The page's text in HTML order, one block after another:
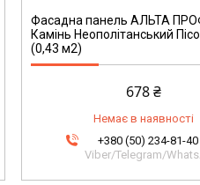
Фасадна панель АЛЬТА
Камінь Неополітанський
(0,43 м2)
678 ₴
Немає в наявності
+380 (50) 234-81-40
Viber/Telegram/